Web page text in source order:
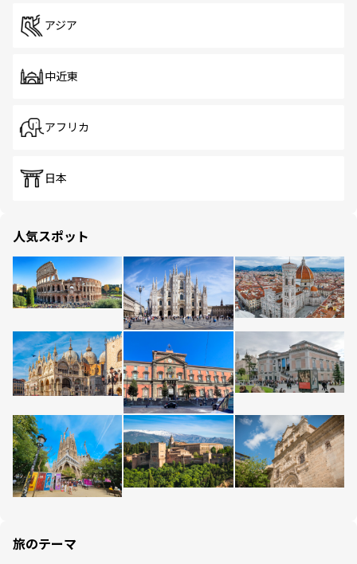
アジア
中近東
アフリカ
日本
人気スポット
旅のテーマ